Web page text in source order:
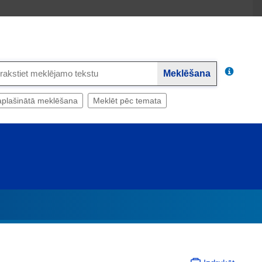
Meklēšana
meklēšana Meklēt pēc temata